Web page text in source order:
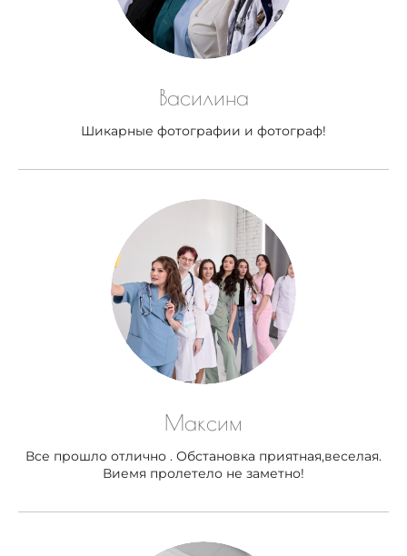
Василина
Шикарные фотографии и фотограф!
Максим
Все прошло отлично . Обстановка приятная,веселая.
Виемя пролетело не заметно!